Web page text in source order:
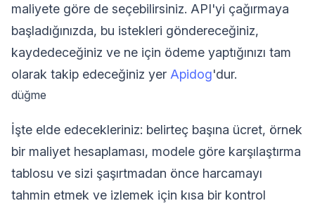
maliyete göre de seçebilirsiniz. API'yi çağırmaya
başladığınızda, bu istekleri göndereceğiniz,
kaydedeceğiniz ve ne için ödeme yaptığınızı tam
olarak takip edeceğiniz yer Apidog'dur.
düğme
İşte elde edecekleriniz: belirteç başına ücret, örnek
bir maliyet hesaplaması, modele göre karşılaştırma
tablosu ve sizi şaşırtmadan önce harcamayı
tahmin etmek ve izlemek için kısa bir kontrol